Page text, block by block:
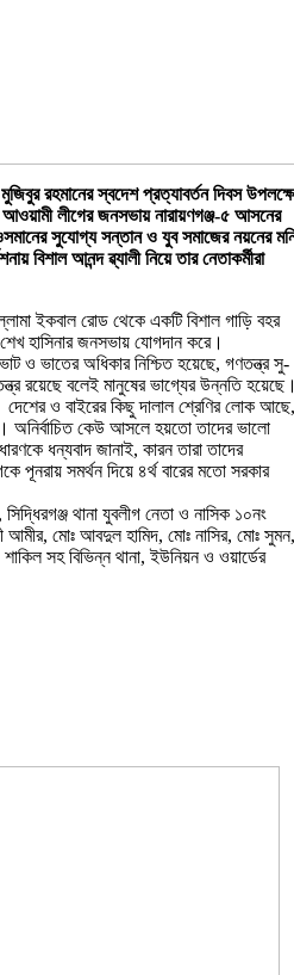
রহমানের স্বদেশ প্রত্যাবর্তন দিবস উপলক্ষে
আওয়ামী লীগের জনসভায় নারায়ণগঞ্জ-৫ আসনের
সুযোগ্য সন্তান ও যুব সমাজের নয়নের
বিশাল আনন্দ ৱ্যালী নিয়ে তার নেতাকর্মীরা
ইকবাল রোড থেকে একটি বিশাল গাড়ি বহর
হাসিনার জনসভায় যোগদান করে।
ও ভাতের অধিকার নিশ্চিত হয়েছে, গণতন্ত্র সু-
রয়েছে বলেই মানুষের ভাগ্যের উন্নতি
দেশের ও বাইরের কিছু দালাল শ্রেণির লোক আছে,
অনির্বাচিত কেউ আসলে হয়তো তাদের ভালো
ধন্যবাদ জানাই, কারন তারা তাদের
পূনরায় সমর্থন দিয়ে ৪র্থ বারের মতো সরকার
থানা যুবলীগ নেতা ও নাসিক ১০নং
আমীর, মোঃ আবদুল হামিদ, মোঃ নাসির, মোঃ সুমন,
সহ বিভিন্ন থানা, ইউনিয়ন ও ওয়ার্ডের